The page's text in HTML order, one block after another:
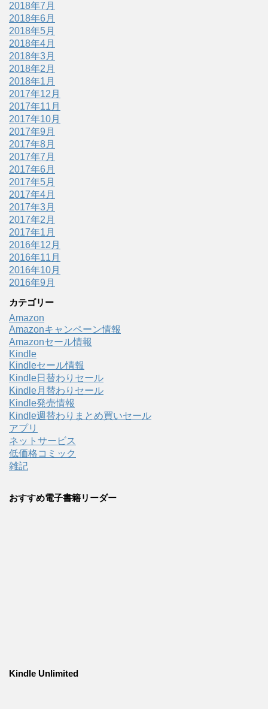
2018年7月
2018年6月
2018年5月
2018年4月
2018年3月
2018年2月
2018年1月
2017年12月
2017年11月
2017年10月
2017年9月
2017年8月
2017年7月
2017年6月
2017年5月
2017年4月
2017年3月
2017年2月
2017年1月
2016年12月
2016年11月
2016年10月
2016年9月
カテゴリー
Amazon
Amazonキャンペーン情報
Amazonセール情報
Kindle
Kindleセール情報
Kindle日替わりセール
Kindle月替わりセール
Kindle発売情報
Kindle週替わりまとめ買いセール
アプリ
ネットサービス
低価格コミック
雑記
おすすめ電子書籍リーダー
Kindle Unlimited